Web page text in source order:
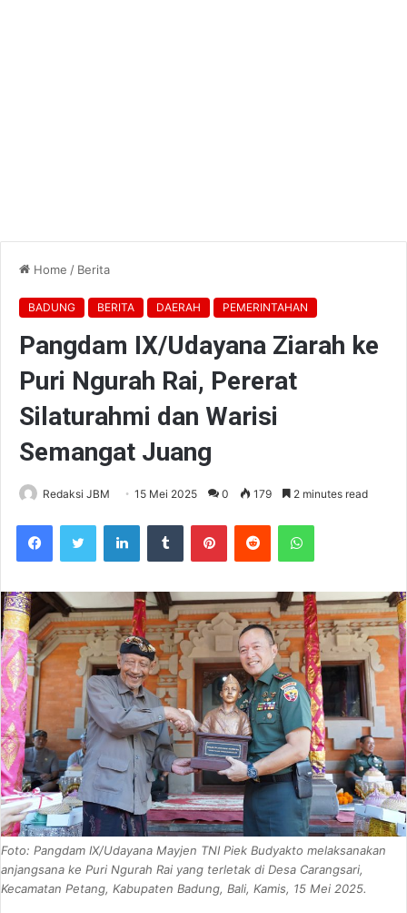
Home / Berita
BADUNG BERITA DAERAH PEMERINTAHAN
Pangdam IX/Udayana Ziarah ke
Puri Ngurah Rai, Pererat
Silaturahmi dan Warisi
Semangat Juang
Redaksi JBM 15 Mei 2025 0 179 2 minutes read
Foto: Pangdam IX/Udayana Mayjen TNI Piek Budyakto melaksanakan
anjangsana ke Puri Ngurah Rai yang terletak di Desa Carangsari,
Kecamatan Petang, Kabupaten Badung, Bali, Kamis, 15 Mei 2025.